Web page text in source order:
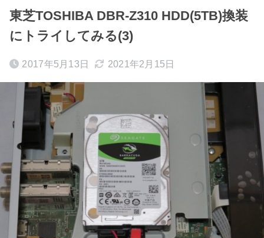
東芝TOSHIBA DBR-Z310 HDD(5TB)換装
にトライしてみる(3)
2017年5月13日 2021年2月15日